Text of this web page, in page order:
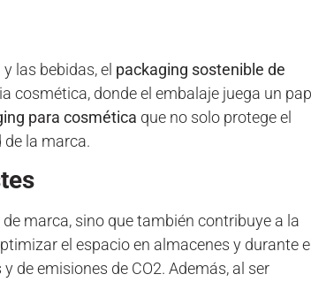
las bebidas, el packaging sostenible de
cosmética, donde el embalaje juega un
para cosmética que no solo protege el
la marca.
marca, sino que también contribuye a la
el espacio en almacenes y durante el
de emisiones de CO2. Además, al ser